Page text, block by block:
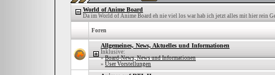
World of Anime Board
Da im World of Anime Board eh nie viel los war hab ich jetzt alles mit hier rein
Foren
Allgemeines, News, Aktuelles und Informationen
Inklusive:
»Board-News, News und Informationen
» User Vorstellungen